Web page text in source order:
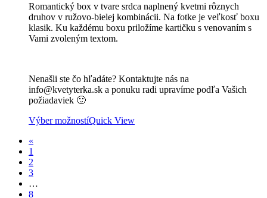
Romantický box v tvare srdca naplnený kvetmi rôznych
druhov v ružovo-bielej kombinácii. Na fotke je veľkosť boxu
klasik. Ku každému boxu priložíme kartičku s venovaním s
Vami zvoleným textom.
Nenašli ste čo hľadáte? Kontaktujte nás na
info@kvetyterka.sk a ponuku radi upravíme podľa Vašich
požiadaviek 🙂
Výber možnostíQuick View
«
1
2
3
…
8